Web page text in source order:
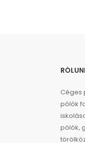
Céges
pólók
pólók,